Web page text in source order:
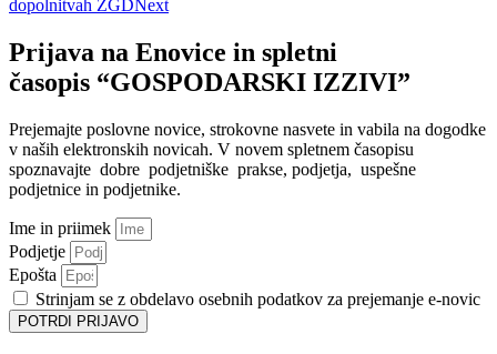
dopolnitvah ZGDNext
Prijava na Enovice in spletni
časopis “GOSPODARSKI IZZIVI”
Prejemajte poslovne novice, strokovne nasvete in vabila na dogodke
v naših elektronskih novicah. V novem spletnem časopisu
spoznavajte dobre podjetniške prakse, podjetja, uspešne
podjetnice in podjetnike.
Ime in priimek
Podjetje
Epošta
Strinjam se z obdelavo osebnih podatkov za prejemanje e-novic
POTRDI PRIJAVO